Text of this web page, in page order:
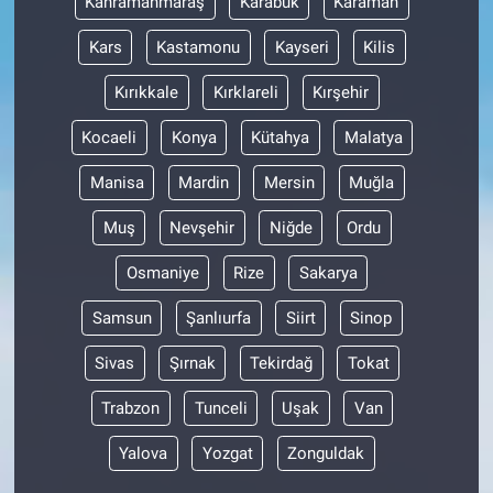
Kars Kastamonu Kayseri Kilis
Kırıkkale Kırklareli Kırşehir
Kocaeli Konya Kütahya Malatya
Manisa Mardin Mersin Muğla
Muş Nevşehir Niğde Ordu
Osmaniye Rize Sakarya
Samsun Şanlıurfa Siirt Sinop
Sivas Şırnak Tekirdağ Tokat
Trabzon Tunceli Uşak Van
Yalova Yozgat Zonguldak